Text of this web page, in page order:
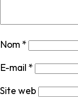
Nom *
E-mail *
Site web